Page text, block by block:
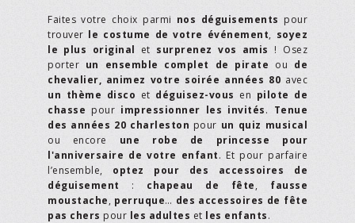
Faites votre choix parmi nos déguisements pour
trouver le costume de votre événement, soyez
le plus original et surprenez vos amis ! Osez
porter un ensemble complet de pirate ou de
chevalier, animez votre soirée années 80 avec
un thème disco et déguisez-vous en pilote de
chasse pour impressionner les invités. Tenue
des années 20 charleston pour un quiz musical
ou encore une robe de princesse pour
l'anniversaire de votre enfant. Et pour parfaire
l’ensemble, optez pour des accessoires de
déguisement : chapeau de fête, fausse
moustache, perruque… des accessoires de fête
pas chers pour les adultes et les enfants.